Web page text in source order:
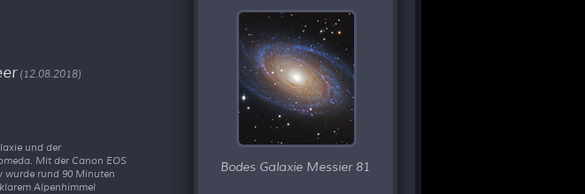
Bodes Galaxie Messier 81
(12.08.2018)
und der
Mit der Canon EOS
wurde rund 90 Minuten
Alpenhimmel